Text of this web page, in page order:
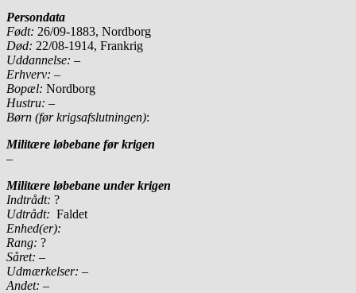
Persondata
Født: 26/09-1883, Nordborg
Død: 22/08-1914, Frankrig
Uddannelse: –
Erhverv: –
Bopæl: Nordborg
Hustru: –
Børn (før krigsafslutningen):
Militære løbebane før krigen
–
Militære løbebane under krigen
Indtrådt: ?
Udtrådt: Faldet
Enhed(er):
Rang: ?
Såret: –
Udmærkelser: –
Andet: –